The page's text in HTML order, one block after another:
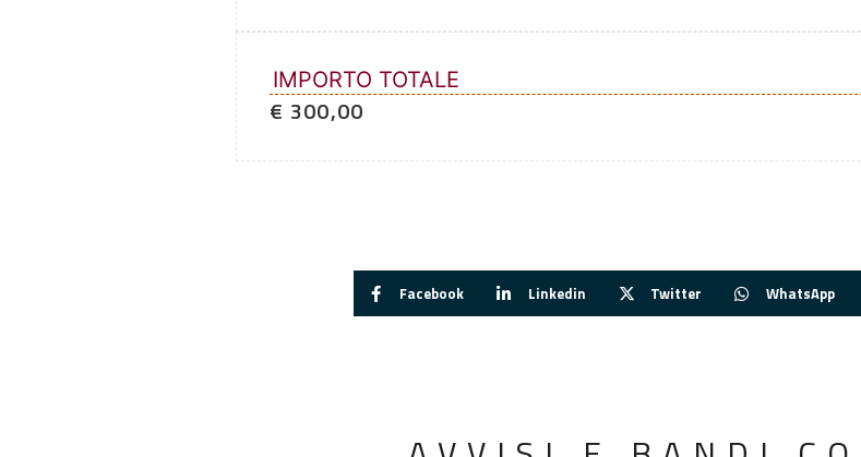
IMPORTO TOTALE
€ 300,00
Facebook Linkedin Twitter WhatsApp